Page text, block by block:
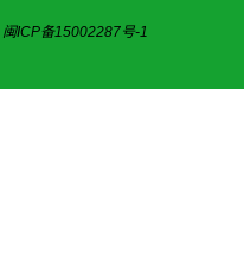
闽ICP备15002287号-1